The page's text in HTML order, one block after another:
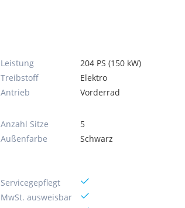
Leistung
204 PS (150 kW)
Treibstoff
Elektro
Antrieb
Vorderrad
Anzahl Sitze
5
Außenfarbe
Schwarz
Servicegepflegt
MwSt. ausweisbar